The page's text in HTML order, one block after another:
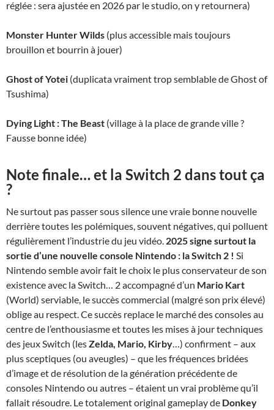
réglée : sera ajustée en 2026 par le studio, on y retournera)
Monster Hunter Wilds (plus accessible mais toujours
brouillon et bourrin à jouer)
Ghost of Yotei (duplicata vraiment trop semblable de Ghost of
Tsushima)
Dying Light : The Beast (village à la place de grande ville ?
Fausse bonne idée)
Note finale…et la Switch 2 dans tout ça
?
Ne surtout pas passer sous silence une vraie bonne nouvelle
derrière toutes les polémiques, souvent négatives, qui polluent
régulièrement l’industrie du jeu vidéo. 2025 signe surtout la
sortie d’une nouvelle console Nintendo : la Switch 2 ! Si
Nintendo semble avoir fait le choix le plus conservateur de son
existence avec la Switch… 2 accompagné d’un Mario Kart
(World) serviable, le succès commercial (malgré son prix élevé)
oblige au respect. Ce succès replace le marché des consoles au
centre de l’enthousiasme et toutes les mises à jour techniques
des jeux Switch (lesZelda, Mario, Kirby …) confirment – aux
plus sceptiques (ou aveugles) – que les fréquences bridées
d’image et de résolution de la génération précédente de
consoles Nintendo ou autres – étaient un vrai problème qu’il
fallait résoudre. Le totalement original gameplay de Donkey